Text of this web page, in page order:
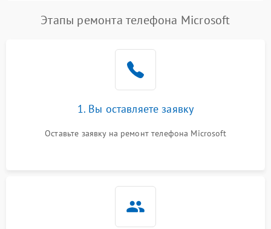
Этапы ремонта телефона Microsoft
1. Вы оставляете заявку
Оставьте заявку на ремонт телефона Microsoft